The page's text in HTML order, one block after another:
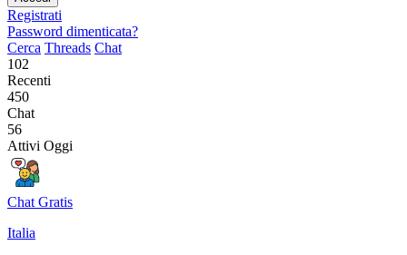
Registrati
Password dimenticata?
Cerca Threads Chat
102
Recenti
450
Chat
56
Attivi Oggi
Chat Gratis
Italia